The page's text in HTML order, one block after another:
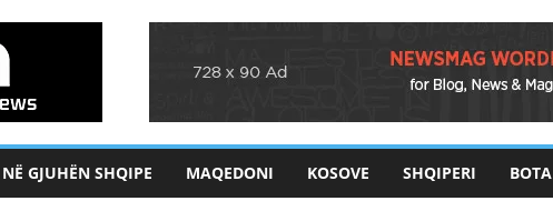
GJUHËN SHQIPE MAQEDONI KOSOVE SHQIPERI BOTA